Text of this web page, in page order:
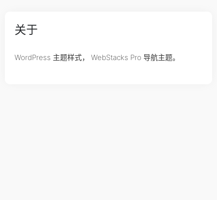
关于
WordPress 主题样式， WebStacks Pro 导航主题。